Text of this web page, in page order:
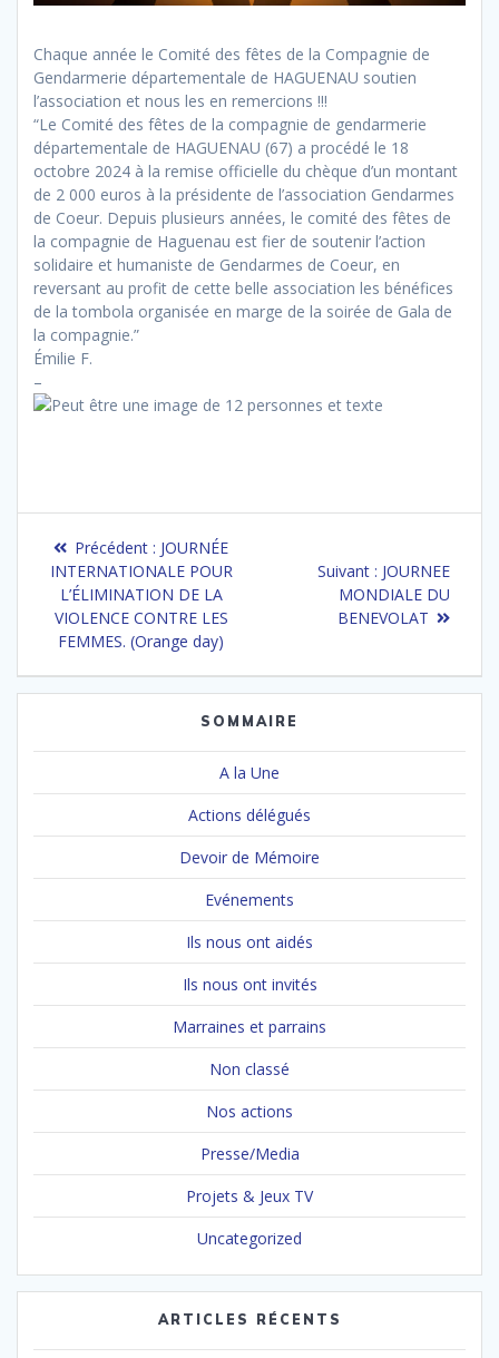
Chaque année le Comité des fêtes de la Compagnie de
Gendarmerie départementale de HAGUENAU soutien
l’association et nous les en remercions !!!
“Le Comité des fêtes de la compagnie de gendarmerie
départementale de HAGUENAU (67) a procédé le 18
octobre 2024 à la remise officielle du chèque d’un montant
de 2 000 euros à la présidente de l’association Gendarmes
de Coeur. Depuis plusieurs années, le comité des fêtes de
la compagnie de Haguenau est fier de soutenir l’action
solidaire et humaniste de Gendarmes de Coeur, en
reversant au profit de cette belle association les bénéfices
de la tombola organisée en marge de la soirée de Gala de
la compagnie.”
Émilie F.
–
Navigation
de
l’article
Précédent : Article
précédent
:
JOURNÉE
INTERNATIONALE POUR
L’ÉLIMINATION DE LA
VIOLENCE CONTRE LES
FEMMES. (Orange day)
Suivant : Article
suivant
:
JOURNEE
MONDIALE DU
BENEVOLAT
SOMMAIRE
A la Une
Actions délégués
Devoir de Mémoire
Evénements
Ils nous ont aidés
Ils nous ont invités
Marraines et parrains
Non classé
Nos actions
Presse/Media
Projets & Jeux TV
Uncategorized
ARTICLES RÉCENTS